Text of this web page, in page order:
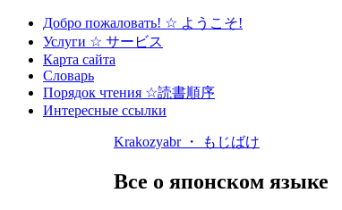
Добро пожаловать! ☆ ようこそ!
Услуги ☆ サービス
Карта сайта
Словарь
Порядок чтения ☆読書順序
Интересные ссылки
Krakozyabr ・ もじばけ
Все о японском языке